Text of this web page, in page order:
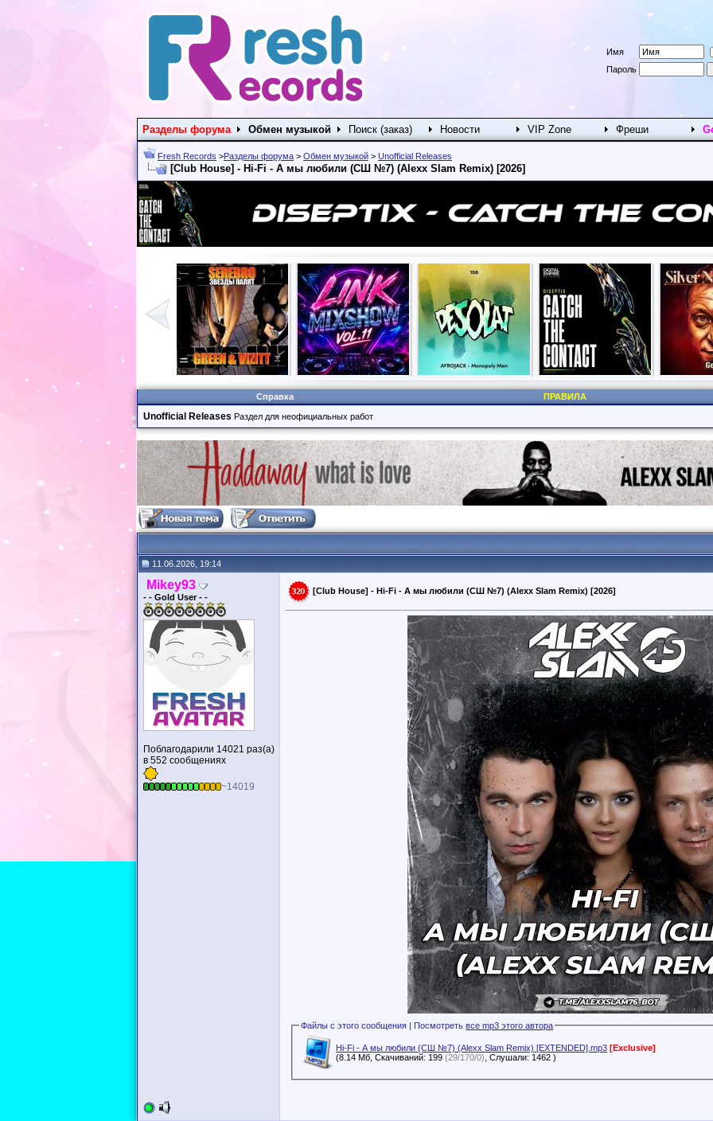
Имя
Пароль
Разделы форума Обмен музыкой Поиск (заказ) Новости VIP Zone Фреши
Fresh Records >Разделы форума > Обмен музыкой > Unofficial Releases
[Club House] - Hi-Fi - А мы любили (СШ №7) (Alexx Slam Remix) [2026]
Справка ПРАВИЛА
Unofficial Releases Раздел для неофициальных работ
11.06.2026, 19:14
Mikey93
- - Gold User - -
Поблагодарили 14021 раз(а)
в 552 сообщениях
~14019
[Club House] - Hi-Fi - А мы любили (СШ №7) (Alexx Slam Remix) [2026]
Файлы с этого сообщения | Посмотретьвсе mp3 этого автора
Hi-Fi - А мы любили (СШ №7) (Alexx Slam Remix) [EXTENDED].mp3 [Exclusive]
(8.14 Мб, Скачиваний: 199(29/170/0) , Слушали: 1462 )